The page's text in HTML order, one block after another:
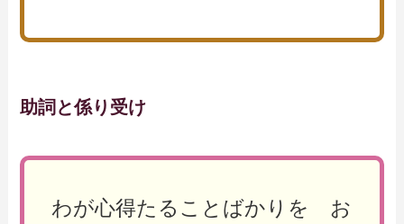
助詞と係り受け
わが心得たることばかりを お